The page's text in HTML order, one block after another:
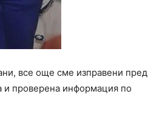
все още сме изправени пред
и проверена информация по